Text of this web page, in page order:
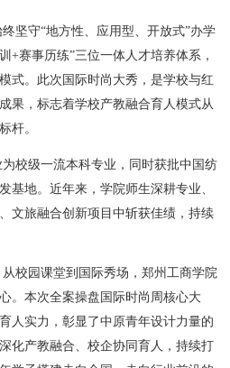
坚守“地方性、应用型、开放式”办学
+赛事历练”三位一体人才培养体系，
式。此次国际时尚大秀，是学校与红
果，标志着学校产教融合育人模式从
杆。
校级一流本科专业，同时获批中国纺
基地。近年来，学院师生深耕专业、
文旅融合创新项目中斩获佳绩，持续
校园课堂到国际秀场，郑州工商学院
。本次全案操盘国际时尚周核心大
人实力，彰显了中原青年设计力量的
化产教融合、校企协同育人，持续打